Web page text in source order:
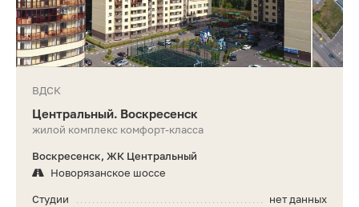
ВДСК
Центральный. Воскресенск
жилой комплекс комфорт-класса
Воскресенск, ЖК Центральный
Новорязанское шоссе
нет данных
Студии